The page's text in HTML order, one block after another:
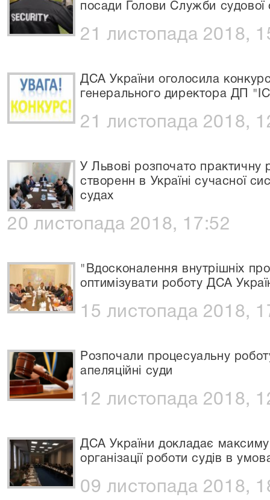
посади Голови Служби судової
21 листопада 2018,
ДСА України оголосила
генерального директора ДП
21 листопада 2018,
У Львові розпочато практичну
створенн в Україні сучасної
судах
20 листопада 2018, 17:52
"Вдосконалення внутрішніх
оптимізувати роботу ДСА
15 листопада 2018,
Розпочали процесуальну
апеляційні суди
12 листопада 2018,
ДСА України докладає
організації роботи судів в
09 листопада 2018,